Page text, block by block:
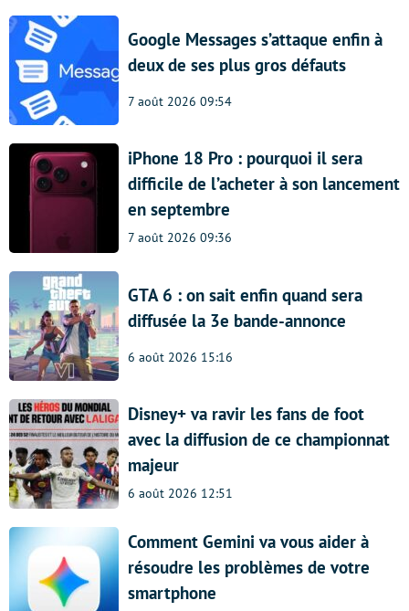
Google Messages s’attaque enfin à
deux de ses plus gros défauts
7 août 2026 09:54
iPhone 18 Pro : pourquoi il sera
difficile de l’acheter à son lancement
en septembre
7 août 2026 09:36
GTA 6 : on sait enfin quand sera
diffusée la 3e bande-annonce
6 août 2026 15:16
Disney+ va ravir les fans de foot
avec la diffusion de ce championnat
majeur
6 août 2026 12:51
Comment Gemini va vous aider à
résoudre les problèmes de votre
smartphone